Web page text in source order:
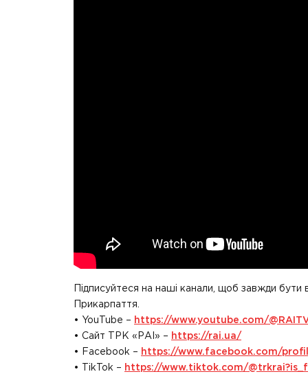
Підписуйтеся на наші канали, щоб завжди бути
Прикарпаття.
• YouTube – https://www.youtube.com/
• Сайт ТРК «РАІ» – https://rai.ua/
• Facebook – https://www.facebook.com/
• TikTok – https://www.tiktok.com/